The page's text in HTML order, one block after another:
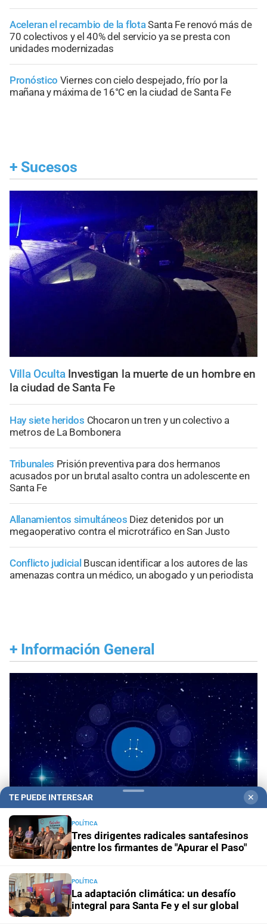
Aceleran el recambio de la flotaSanta Fe renovó más de
70 colectivos y el 40% del servicio ya se presta con
unidades modernizadas
Pronóstico Viernes con cielo despejado, frío por la
mañana y máxima de 16°C en la ciudad de Santa Fe
+ Sucesos
Villa Oculta Investigan la muerte de un hombre en
la ciudad de Santa Fe
Hay siete heridos Chocaron un tren y un colectivo a
metros de La Bombonera
Tribunales Prisión preventiva para dos hermanos
acusados por un brutal asalto contra un adolescente en
Santa Fe
Allanamientos simultáneos Diez detenidos por un
megaoperativo contra el microtráfico en San Justo
Conflicto judicial Buscan identificar a los autores de las
amenazas contra un médico, un abogado y un periodista
+ Información General
Horóscopo del día
Horóscopo de hoy para Piscis:
08 de agosto de 2026
Horóscopo del díaHoróscopo de hoy para Acuario: 08
de agosto de 2026
TE PUEDE INTERESAR ✕
POLÍTICA
Tres dirigentes radicales santafesinos
entre los firmantes de "Apurar el Paso"
POLÍTICA
La adaptación climática: un desafío
integral para Santa Fe y el sur global